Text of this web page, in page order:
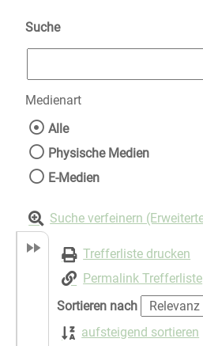
Suche
Medienart
Wählen Sie die
Alle
Physische Medien
E-Medien
Suche verfeinern
Trefferliste drucken
Permalink Trefferliste
Sortieren nach
aufsteigend sortieren